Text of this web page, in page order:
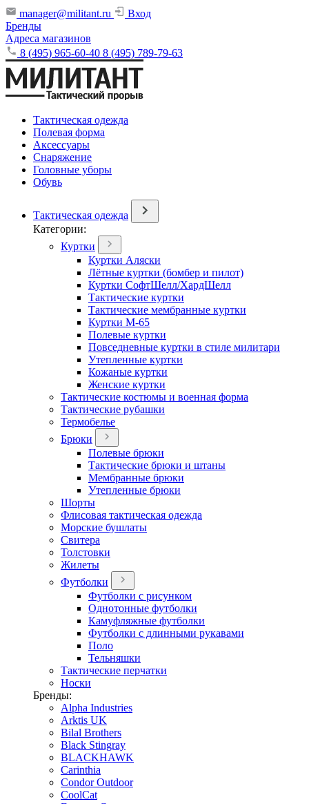
manager@militant.ru
Вход
Бренды
Адреса магазинов
8 (495) 965-60-40 8 (495) 789-79-63
Тактическая одежда
Полевая форма
Аксессуары
Снаряжение
Головные уборы
Обувь
Тактическая одежда
Категории:
Куртки
Куртки Аляски
Лётные куртки (бомбер и пилот)
Куртки СофтШелл/ХардШелл
Тактические куртки
Тактические мембранные куртки
Куртки М-65
Полевые куртки
Повседневные куртки в стиле милитари
Утепленные куртки
Кожаные куртки
Женские куртки
Тактические костюмы и военная форма
Тактические рубашки
Термобелье
Брюки
Полевые брюки
Тактические брюки и штаны
Мембранные брюки
Утепленные брюки
Шорты
Флисовая тактическая одежда
Морские бушлаты
Свитера
Толстовки
Жилеты
Футболки
Футболки с рисунком
Однотонные футболки
Камуфляжные футболки
Футболки с длинными рукавами
Поло
Тельняшки
Тактические перчатки
Носки
Бренды:
Alpha Industries
Arktis UK
Bilal Brothers
Black Stingray
BLACKHAWK
Carinthia
Condor Outdoor
CoolCat